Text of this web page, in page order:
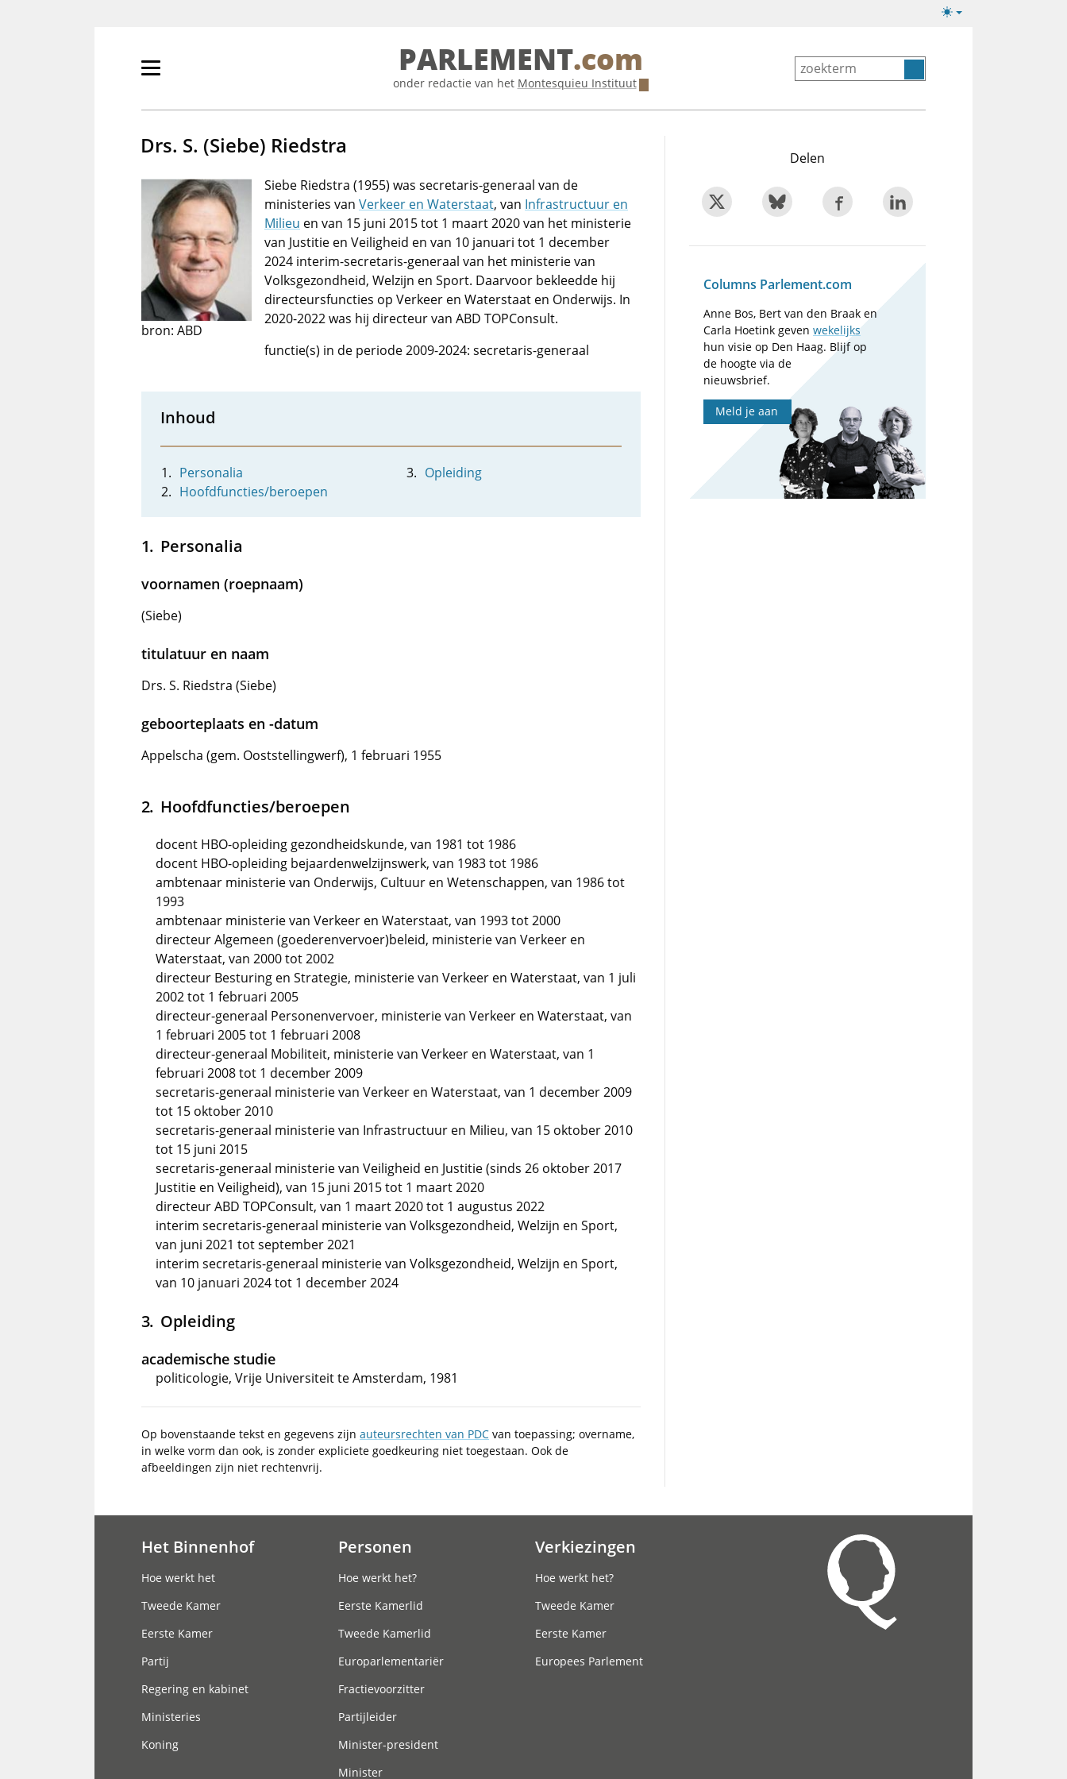
Lichte/donkere
Primair
tonen/verbergen
PARLEMENT.com
onder redactie van het Montesquieu Instituut
Drs. S. (Siebe) Riedstra
bron: ABD
Siebe Riedstra (1955) was secretaris-generaal van de
ministeries van Verkeer en Waterstaat, van Infrastructuur en
Milieu en van 15 juni 2015 tot 1 maart 2020 van het ministerie
van Justitie en Veiligheid en van 10 januari tot 1 december
2024 interim-secretaris-generaal van het ministerie van
Volksgezondheid, Welzijn en Sport. Daarvoor bekleedde hij
directeursfuncties op Verkeer en Waterstaat en Onderwijs. In
2020-2022 was hij directeur van ABD TOPConsult.
functie(s) in de periode 2009-2024: secretaris-generaal
Inhoud
Personalia
Hoofdfuncties/beroepen
Opleiding
Personalia
voornamen (roepnaam)
(Siebe)
titulatuur en naam
Drs. S. Riedstra (Siebe)
geboorteplaats en -datum
Appelscha (gem. Ooststellingwerf), 1 februari 1955
Hoofdfuncties/beroepen
docent HBO-opleiding gezondheidskunde, van 1981 tot 1986
docent HBO-opleiding bejaardenwelzijnswerk, van 1983 tot 1986
ambtenaar ministerie van Onderwijs, Cultuur en Wetenschappen, van 1986 tot
1993
ambtenaar ministerie van Verkeer en Waterstaat, van 1993 tot 2000
directeur Algemeen (goederenvervoer)beleid, ministerie van Verkeer en
Waterstaat, van 2000 tot 2002
directeur Besturing en Strategie, ministerie van Verkeer en Waterstaat, van 1 juli
2002 tot 1 februari 2005
directeur-generaal Personenvervoer, ministerie van Verkeer en Waterstaat, van
1 februari 2005 tot 1 februari 2008
directeur-generaal Mobiliteit, ministerie van Verkeer en Waterstaat, van 1
februari 2008 tot 1 december 2009
secretaris-generaal ministerie van Verkeer en Waterstaat, van 1 december 2009
tot 15 oktober 2010
secretaris-generaal ministerie van Infrastructuur en Milieu, van 15 oktober 2010
tot 15 juni 2015
secretaris-generaal ministerie van Veiligheid en Justitie (sinds 26 oktober 2017
Justitie en Veiligheid), van 15 juni 2015 tot 1 maart 2020
directeur ABD TOPConsult, van 1 maart 2020 tot 1 augustus 2022
interim secretaris-generaal ministerie van Volksgezondheid, Welzijn en Sport,
van juni 2021 tot september 2021
interim secretaris-generaal ministerie van Volksgezondheid, Welzijn en Sport,
van 10 januari 2024 tot 1 december 2024
Opleiding
academische studie
politicologie, Vrije Universiteit te Amsterdam, 1981
Op bovenstaande tekst en gegevens zijn auteursrechten van PDC van toepassing; overname,
in welke vorm dan ook, is zonder expliciete goedkeuring niet toegestaan. Ook de
afbeeldingen zijn niet rechtenvrij.
Delen
Columns Parlement.com
Anne Bos, Bert van den Braak en
Carla Hoetink gevenwekelijks
hun visie op Den Haag. Blijf op
de hoogte via de
nieuwsbrief.
Meld je aan
Het Binnenhof
Hoe werkt het
Tweede Kamer
Eerste Kamer
Partij
Regering en kabinet
Ministeries
Koning
Personen
Hoe werkt het?
Eerste Kamerlid
Tweede Kamerlid
Europarlementariër
Fractievoorzitter
Partijleider
Minister-president
Minister
Verkiezingen
Hoe werkt het?
Tweede Kamer
Eerste Kamer
Europees Parlement